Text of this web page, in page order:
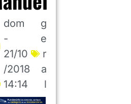
dom
-
21/10
/2018
14:14
g
e
r
a
l